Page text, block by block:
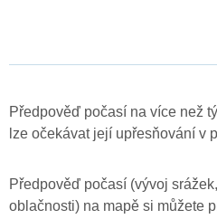
Předpověď počasí na více než
lze očekávat její upřesňování v
Předpověď počasí (vývoj
oblačnosti) na mapě si můžete